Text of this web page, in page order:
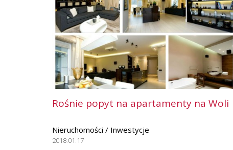
Rośnie popyt na apartamenty na Woli
Nieruchomości / Inwestycje
2018.01.17